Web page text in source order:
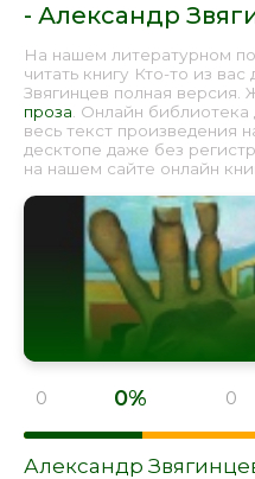
- Александр
На нашем литературном
читать книгу Кто-то из
Звягинцев полная версия.
проза . Онлайн
весь текст произведения
десктопе даже без
на нашем сайте онлайн
0 0% 0
Александр